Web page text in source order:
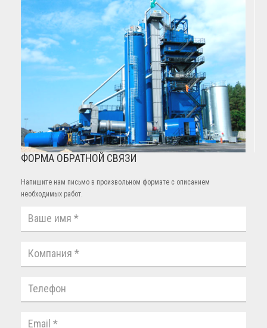
ФОРМА ОБРАТНОЙ СВЯЗИ
Напишите нам письмо в произвольном формате с описанием
необходимых работ.